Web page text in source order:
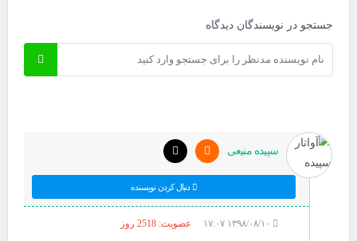
جستجو در نویسندگان دیدگاه
سپیده منیعی
دنبال کردن نویسنده
عضویت: 2518 روز